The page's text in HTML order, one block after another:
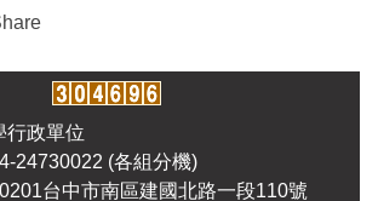
行政單位
24730022 (各組分機)
台中市南區建國北路一段110號